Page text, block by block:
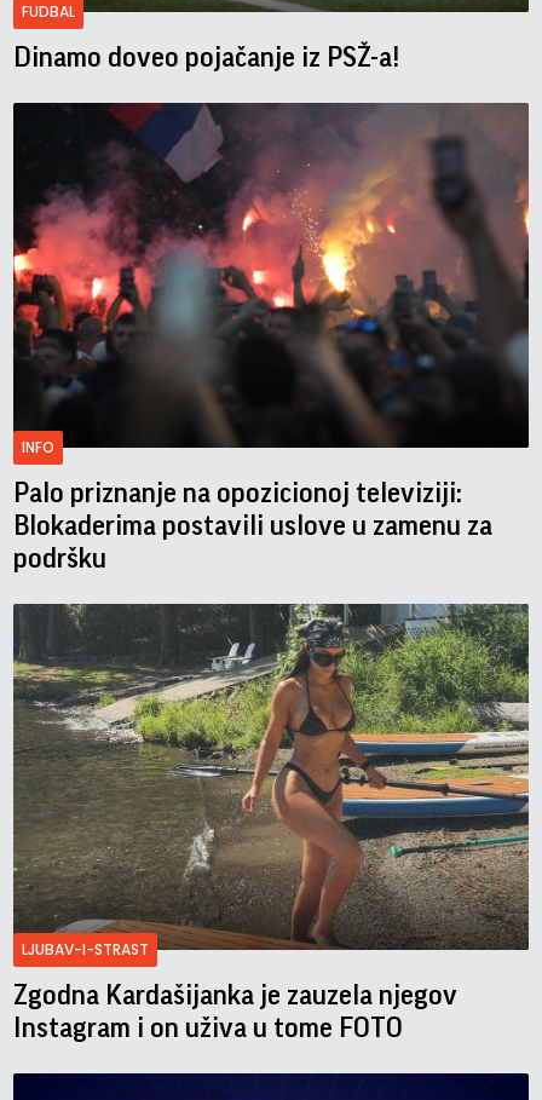
FUDBAL
Dinamo doveo pojačanje iz PSŽ-a!
INFO
Palo priznanje na opozicionoj televiziji:
Blokaderima postavili uslove u zamenu za
podršku
LJUBAV-I-STRAST
Zgodna Kardašijanka je zauzela njegov
Instagram i on uživa u tome FOTO